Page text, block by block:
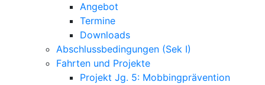
Angebot
Termine
Downloads
Abschlussbedingungen (Sek I)
Fahrten und Projekte
Projekt Jg. 5: Mobbingprävention